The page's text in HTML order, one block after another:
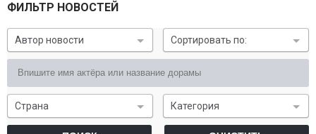
ФИЛЬТР НОВОСТЕЙ
Автор новости Сортировать по:
Страна Категория